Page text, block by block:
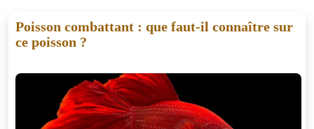
Poisson combattant : que faut-il connaître sur
ce poisson ?